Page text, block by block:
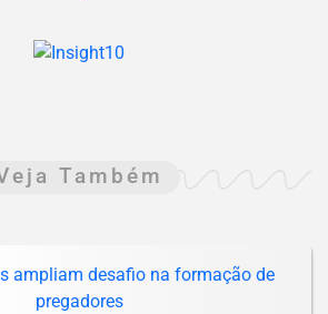
Também